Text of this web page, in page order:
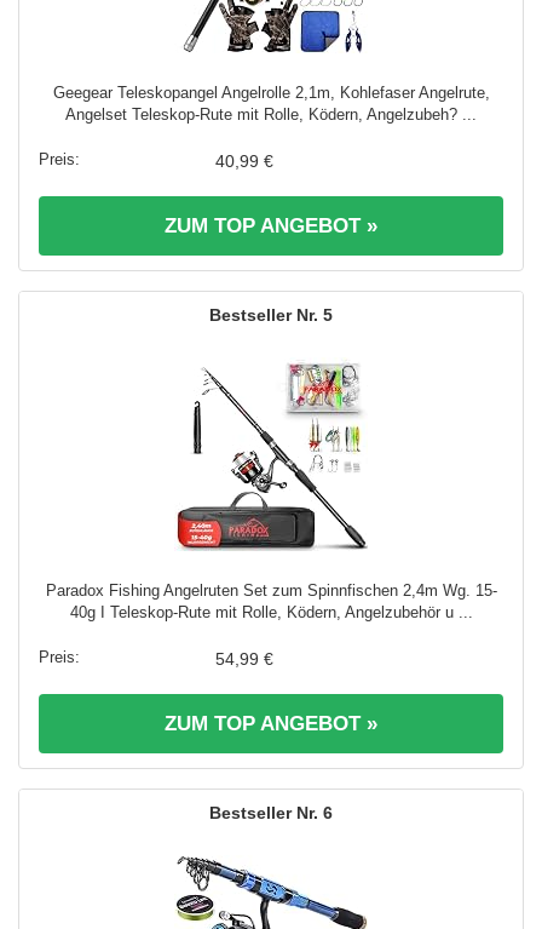
Geegear Teleskopangel Angelrolle 2,1m, Kohlefaser Angelrute,
Angelset Teleskop-Rute mit Rolle, Ködern, Angelzubeh? ...
40,99 €
ZUM TOP ANGEBOT »
5
Paradox Fishing Angelruten Set zum Spinnfischen 2,4m Wg. 15-
40g I Teleskop-Rute mit Rolle, Ködern, Angelzubehör u ...
54,99 €
ZUM TOP ANGEBOT »
6